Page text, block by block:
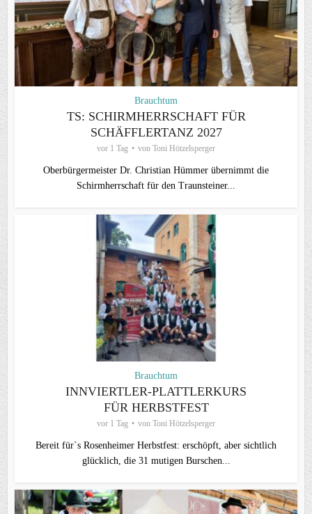
Brauchtum
TS: SCHIRMHERRSCHAFT FÜR
SCHÄFFLERTANZ 2027
vor 1 Tag von Toni Hötzelsperger
Oberbürgermeister Dr. Christian Hümmer übernimmt die
Schirmherrschaft für den Traunsteiner...
Brauchtum
INNVIERTLER-PLATTLERKURS
FÜR HERBSTFEST
vor 1 Tag von Toni Hötzelsperger
Bereit für`s Rosenheimer Herbstfest: erschöpft, aber sichtlich
glücklich, die 31 mutigen Burschen...